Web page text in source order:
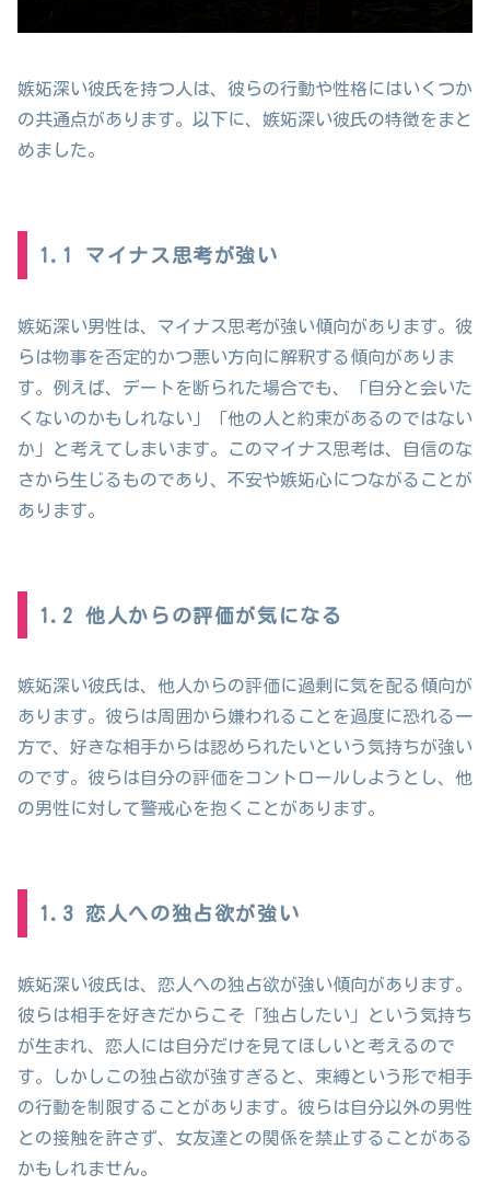
嫉妬深い彼氏を持つ人は、彼らの行動や性格にはいくつか
の共通点があります。以下に、嫉妬深い彼氏の特徴をまと
めました。
1.1 マイナス思考が強い
嫉妬深い男性は、マイナス思考が強い傾向があります。彼
らは物事を否定的かつ悪い方向に解釈する傾向がありま
す。例えば、デートを断られた場合でも、「自分と会いた
くないのかもしれない」「他の人と約束があるのではない
か」と考えてしまいます。このマイナス思考は、自信のな
さから生じるものであり、不安や嫉妬心につながることが
あります。
1.2 他人からの評価が気になる
嫉妬深い彼氏は、他人からの評価に過剰に気を配る傾向が
あります。彼らは周囲から嫌われることを過度に恐れる一
方で、好きな相手からは認められたいという気持ちが強い
のです。彼らは自分の評価をコントロールしようとし、他
の男性に対して警戒心を抱くことがあります。
1.3 恋人への独占欲が強い
嫉妬深い彼氏は、恋人への独占欲が強い傾向があります。
彼らは相手を好きだからこそ「独占したい」という気持ち
が生まれ、恋人には自分だけを見てほしいと考えるので
す。しかしこの独占欲が強すぎると、束縛という形で相手
の行動を制限することがあります。彼らは自分以外の男性
との接触を許さず、女友達との関係を禁止することがある
かもしれません。